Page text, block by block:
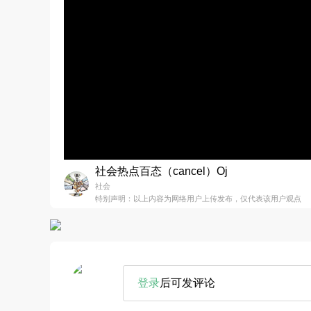
社会热点百态（cancel）Oj
社会
特别声明：以上内容为网络用户上传发布，仅代表该用户观点
登录后可发评论